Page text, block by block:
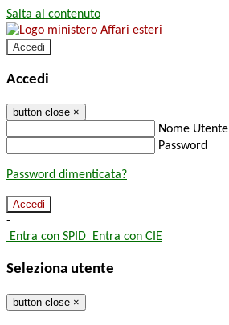
Salta al contenuto
Accedi
Accedi
button close ×
Nome Utente
Password
Password dimenticata?
-
Entra con SPID Entra con CIE
Seleziona utente
button close ×